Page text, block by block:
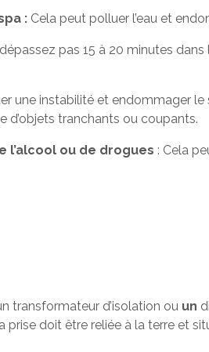
: Cela peut polluer l’eau et
pas 15 à 20 minutes dans
une instabilité et endommager
d’objets tranchants ou coupants.
l’alcool ou de drogues : Cela
transformateur d’isolation ou un
doit être reliée à la terre et